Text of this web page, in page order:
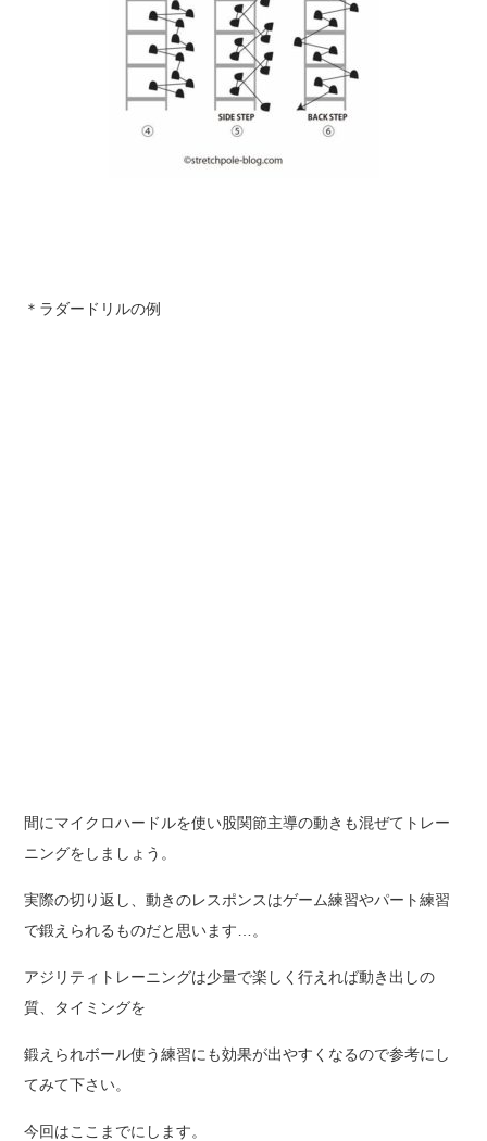
＊ラダードリルの例
間にマイクロハードルを使い股関節主導の動きも混ぜてトレー
ニングをしましょう。
実際の切り返し、動きのレスポンスはゲーム練習やパート練習
で鍛えられるものだと思います…。
アジリティトレーニングは少量で楽しく行えれば動き出しの
質、タイミングを
鍛えられボール使う練習にも効果が出やすくなるので参考にし
てみて下さい。
今回はここまでにします。